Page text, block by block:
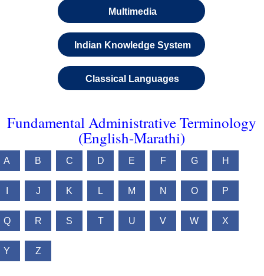
Multimedia
Indian Knowledge System
Classical Languages
Fundamental Administrative Terminology
(English-Marathi)
A B C D E F G H
J K L M N O P
Q R S T U V W X
Y Z